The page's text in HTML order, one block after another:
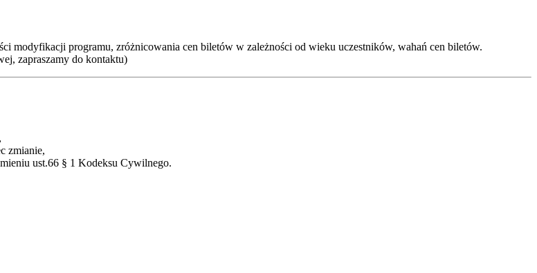
modyfikacji programu, zróżnicowania cen biletów w zależności od wieku uczestników, wahań cen biletów.
zapraszamy do kontaktu)
zmianie,
ust.66 § 1 Kodeksu Cywilnego.